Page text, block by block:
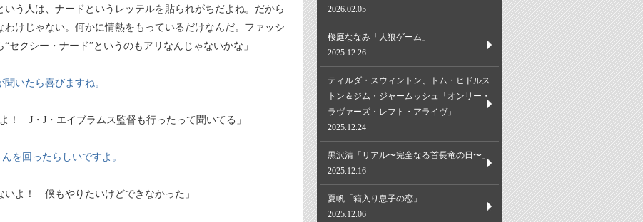
う人は、ナードというレッテルを貼られがちだよね。だから
けじゃない。何かに情熱をもっているだけなんだ。ファッシ
セクシー・ナード”というのもアリなんじゃないかな」
いたら喜びますね。
！ J・J・エイブラムス監督も行ったって聞いてる」
を回ったらしいですよ。
よ！ 僕もやりたいけどできなかった」
2026.02.05
桜庭ななみ「人狼ゲーム」
2025.12.26
ティルダ・スウィントン、トム・ヒドルス
トン＆ジム・ジャームッシュ「オンリー・
ラヴァーズ・レフト・アライヴ」
2025.12.24
黒沢清「リアル〜完全なる首長竜の日〜」
2025.12.16
夏帆「箱入り息子の恋」
2025.12.06